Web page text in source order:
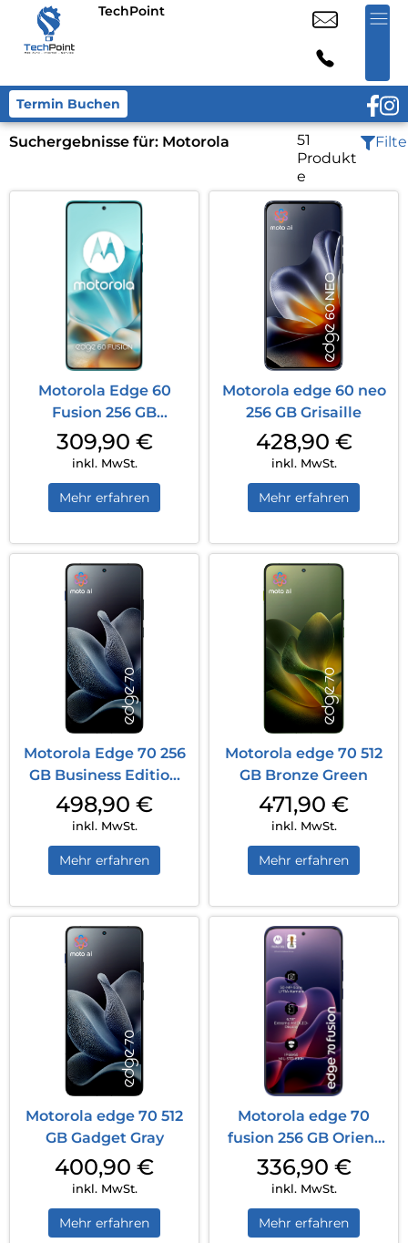
TechPoint
Termin Buchen
Suchergebnisse für: Motorola
51
Produkt
e
Motorola Edge 60
Fusion 256 GB
Amazonite
309,90 €
inkl. MwSt.
Mehr erfahren
Motorola edge 60 neo
256 GB Grisaille
428,90 €
inkl. MwSt.
Mehr erfahren
Motorola Edge 70 256
GB Business Edition
Gadget Gr...
498,90 €
inkl. MwSt.
Mehr erfahren
Motorola edge 70 512
GB Bronze Green
471,90 €
inkl. MwSt.
Mehr erfahren
Motorola edge 70 512
GB Gadget Gray
400,90 €
inkl. MwSt.
Mehr erfahren
Motorola edge 70
fusion 256 GB Orient
Blue
336,90 €
inkl. MwSt.
Mehr erfahren